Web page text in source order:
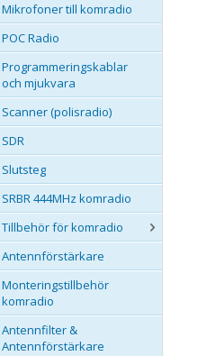
Mikrofoner till komradio
POC Radio
Programmeringskablar
och mjukvara
Scanner (polisradio)
SDR
Slutsteg
SRBR 444MHz komradio
Tillbehör för komradio
Antennförstärkare
Monteringstillbehör
komradio
Antennfilter &
Antennförstärkare